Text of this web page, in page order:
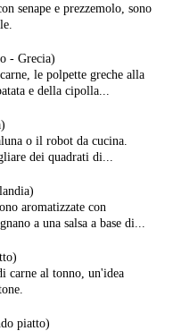
senape e prezzemolo, sono
- Grecia)
le polpette greche alla
e della cipolla...
o il robot da cucina.
dei quadrati di...
aromatizzate con
a una salsa a base di...
carne al tonno, un'idea
piatto)